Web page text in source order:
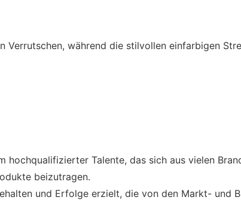
während die stilvollen einfarbigen
Talente, das sich aus vielen
beizutragen.
und Erfolge erzielt, die von den Markt- und